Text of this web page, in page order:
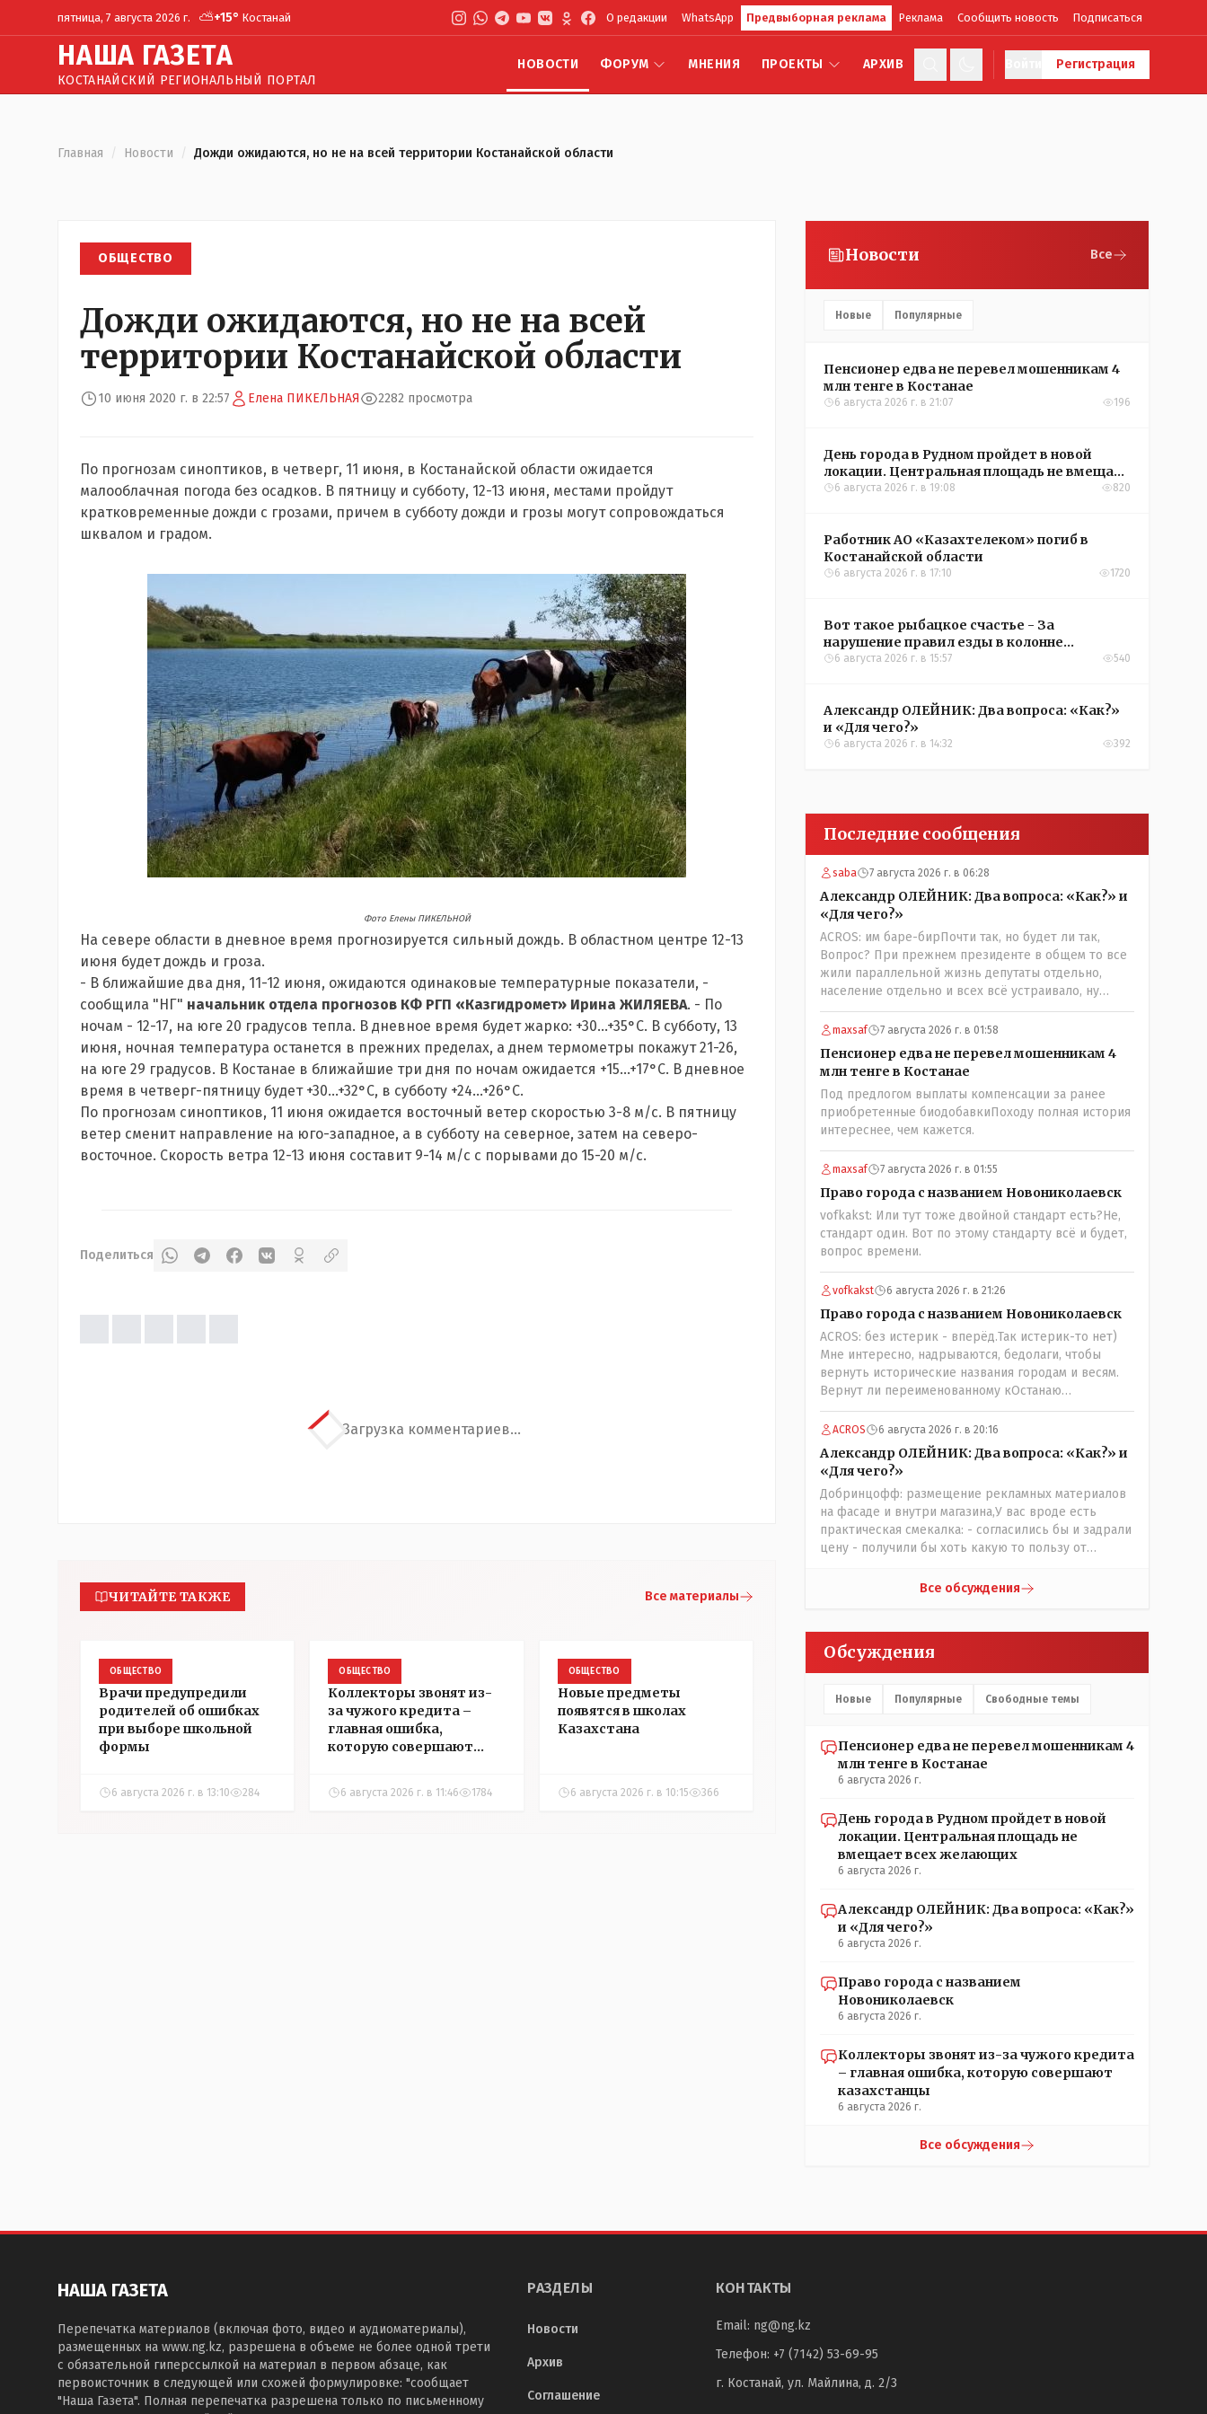
пятница, 7 августа 2026 г. ⛅+15° Костанай О редакции WhatsApp Предвыборная реклама Реклама Сообщить новость Подписаться
НАША ГАЗЕТА
КОСТАНАЙСКИЙ РЕГИОНАЛЬНЫЙ ПОРТАЛ
НОВОСТИ ФОРУМ МНЕНИЯ ПРОЕКТЫ АРХИВ Регистрация
Главная / Новости / Дожди ожидаются, но не на всей территории Костанайской области
ОБЩЕСТВО
Дожди ожидаются, но не на всей
территории Костанайской области
10 июня 2020 г. в 22:57 Елена ПИКЕЛЬНАЯ 2282 просмотра
По прогнозам синоптиков, в четверг, 11 июня, в Костанайской области ожидается
малооблачная погода без осадков. В пятницу и субботу, 12-13 июня, местами пройдут
кратковременные дожди с грозами, причем в субботу дожди и грозы могут сопровождаться
шквалом и градом.
Фото Елены ПИКЕЛЬНОЙ
На севере области в дневное время прогнозируется сильный дождь. В областном центре 12-13
июня будет дождь и гроза.
- В ближайшие два дня, 11-12 июня, ожидаются одинаковые температурные показатели, -
сообщила "НГ" начальник отдела прогнозов КФ РГП «Казгидромет» Ирина ЖИЛЯЕВА. - По
ночам - 12-17, на юге 20 градусов тепла. В дневное время будет жарко: +30...+35°С. В субботу, 13
июня, ночная температура останется в прежних пределах, а днем термометры покажут 21-26,
на юге 29 градусов. В Костанае в ближайшие три дня по ночам ожидается +15...+17°С. В дневное
время в четверг-пятницу будет +30...+32°С, в субботу +24...+26°С.
По прогнозам синоптиков, 11 июня ожидается восточный ветер скоростью 3-8 м/с. В пятницу
ветер сменит направление на юго-западное, а в субботу на северное, затем на северо-
восточное. Скорость ветра 12-13 июня составит 9-14 м/с с порывами до 15-20 м/с.
Поделиться
Загрузка комментариев...
ЧИТАЙТЕ ТАКЖЕ Все материалы
ОБЩЕСТВО
Врачи предупредили
родителей об ошибках
при выборе школьной
формы
6 августа 2026 г. в 13:10 284
ОБЩЕСТВО
Коллекторы звонят из-
за чужого кредита –
главная ошибка,
которую совершают
6 августа 2026 г. в 11:46 1784
ОБЩЕСТВО
Новые предметы
появятся в школах
Казахстана
6 августа 2026 г. в 10:15 366
Новости Все
Новые Популярные
Пенсионер едва не перевел мошенникам 4
млн тенге в Костанае
6 августа 2026 г. в 21:07 196
День города в Рудном пройдет в новой
локации. Центральная площадь не вмещает
всех желающих
6 августа 2026 г. в 19:08 820
Работник АО «Казахтелеком» погиб в
Костанайской области
6 августа 2026 г. в 17:10 1720
Вот такое рыбацкое счастье - За
нарушение правил езды в колонне
оштрафовали участников соревнований в
6 августа 2026 г. в 15:57 540
Александр ОЛЕЙНИК: Два вопроса: «Как?»
и «Для чего?»
6 августа 2026 г. в 14:32 392
Последние сообщения
saba 7 августа 2026 г. в 06:28
Александр ОЛЕЙНИК: Два вопроса: «Как?» и
«Для чего?»
ACROS: им баре-бирПочти так, но будет ли так,
Вопрос? При прежнем президенте в общем то все
жили параллельной жизнь депутаты отдельно,
население отдельно и всех всё устраивало, ну
кроме отдельных очень активных членов общества,
их всегда быстро выявляли и кого за границу, кого
политической жизни страны! А теперь когда власть
потихоньку забирается в карман к народу многим
уже хочется спросить у депутатов:" А народные ли
вы избранники?" Но те глухо отгородились
обезличивающей стеной партии, которую якобы мы
избрали и спросить увы не получается! Парадкс в
том что и власти это не особо нужно, когда пар
скапливается, ему требуется выход, а депутаты
были бы идеальным барашком на заклание! Но как
обычно, спешили, до конца не продумали, а тут ещё
на важных постах где думать должны были никого
не оказалось(отдыхали где то) вот так всё и
maxsaf 7 августа 2026 г. в 01:58
Пенсионер едва не перевел мошенникам 4
млн тенге в Костанае
Под предлогом выплаты компенсации за ранее
приобретенные биодобавкиПоходу полная история
интереснее, чем кажется.
maxsaf 7 августа 2026 г. в 01:55
Право города с названием Новониколаевск
vofkakst: Или тут тоже двойной стандарт есть?Не,
стандарт один. Вот по этому стандарту всё и будет,
вопрос времени.
vofkakst 6 августа 2026 г. в 21:26
Право города с названием Новониколаевск
ACROS: без истерик - вперёд.Так истерик-то нет)
Мне интересно, надрываются, бедолаги, чтобы
вернуть исторические названия городам и весям.
Вернут ли переименованному кОстанаю
историческое имя? Ведь для этого же эти она..
ономасты существуют)) Или тут тоже двойной
ACROS 6 августа 2026 г. в 20:16
Александр ОЛЕЙНИК: Два вопроса: «Как?» и
«Для чего?»
Добринцофф: размещение рекламных материалов
на фасаде и внутри магазина,У вас вроде есть
практическая смекалка: - согласились бы и задрали
цену - получили бы хоть какую то пользу от
овцы хоть шерсти клок, тем более эта тётенька
Все обсуждения
Обсуждения
Новые Популярные Свободные темы
Пенсионер едва не перевел мошенникам 4
млн тенге в Костанае
6 августа 2026 г.
День города в Рудном пройдет в новой
локации. Центральная площадь не
вмещает всех желающих
6 августа 2026 г.
Александр ОЛЕЙНИК: Два вопроса: «Как?»
и «Для чего?»
6 августа 2026 г.
Право города с названием
Новониколаевск
6 августа 2026 г.
Коллекторы звонят из-за чужого кредита
– главная ошибка, которую совершают
казахстанцы
6 августа 2026 г.
Все обсуждения
НАША ГАЗЕТА
Перепечатка материалов (включая фото, видео и аудиоматериалы),
размещенных на www.ng.kz, разрешена в объеме не более одной трети
с обязательной гиперссылкой на материал в первом абзаце, как
первоисточник в следующей или схожей формулировке: "сообщает
"Наша Газета". Полная перепечатка разрешена только по письменному
РАЗДЕЛЫ
Новости
Архив
Соглашение
КОНТАКТЫ
Email: ng@ng.kz
Телефон: +7 (7142) 53-69-95
г. Костанай, ул. Майлина, д. 2/3